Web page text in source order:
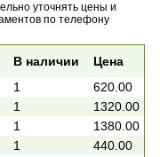
уточнять цены и
по телефону
В наличии
Цена
1
620.00
1
1320.00
1
1380.00
1
440.00